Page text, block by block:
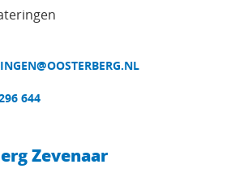
644
Zevenaar